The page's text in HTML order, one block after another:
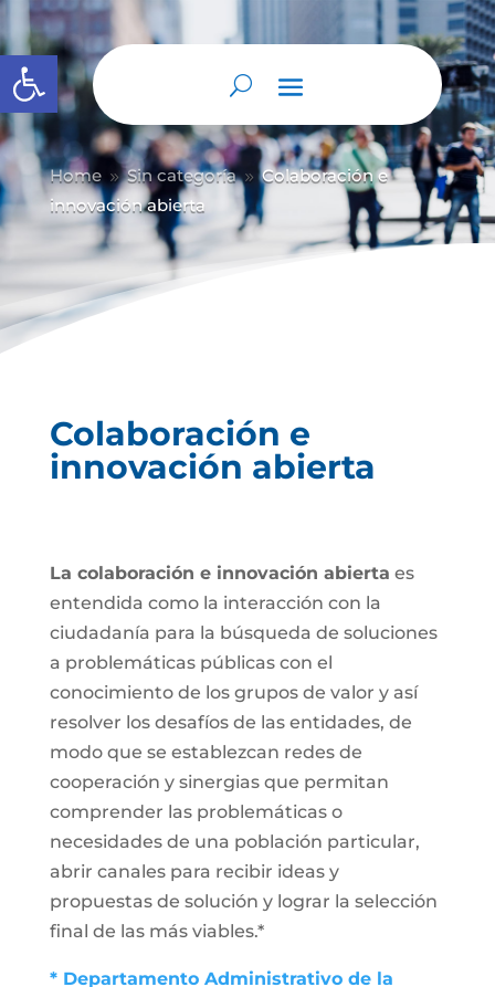
Abrir barra de herramientas
Home 9 Sin categoría 9 Colaboración e
innovación abierta
Colaboración e
innovación abierta
La colaboración e innovación abierta es
entendida como la interacción con la
ciudadanía para la búsqueda de soluciones
a problemáticas públicas con el
conocimiento de los grupos de valor y así
resolver los desafíos de las entidades, de
modo que se establezcan redes de
cooperación y sinergias que permitan
comprender las problemáticas o
necesidades de una población particular,
abrir canales para recibir ideas y
propuestas de solución y lograr la selección
final de las más viables.*
* Departamento Administrativo de la